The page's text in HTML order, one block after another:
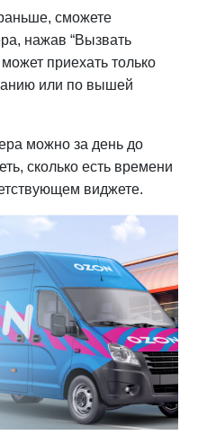
сможете
нажав “Вызвать
может приехать только
или по вышей
можно за день до
сколько есть времени
виджете.